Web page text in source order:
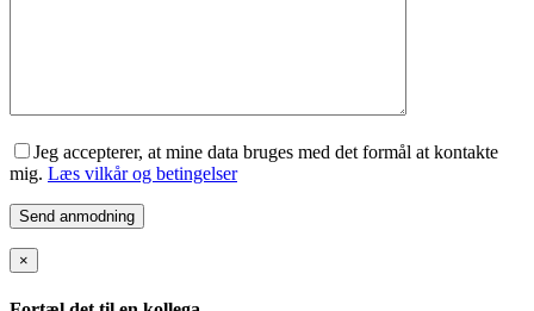
Jeg accepterer, at mine data bruges med det formål at kontakte
mig. Læs vilkår og betingelser
×